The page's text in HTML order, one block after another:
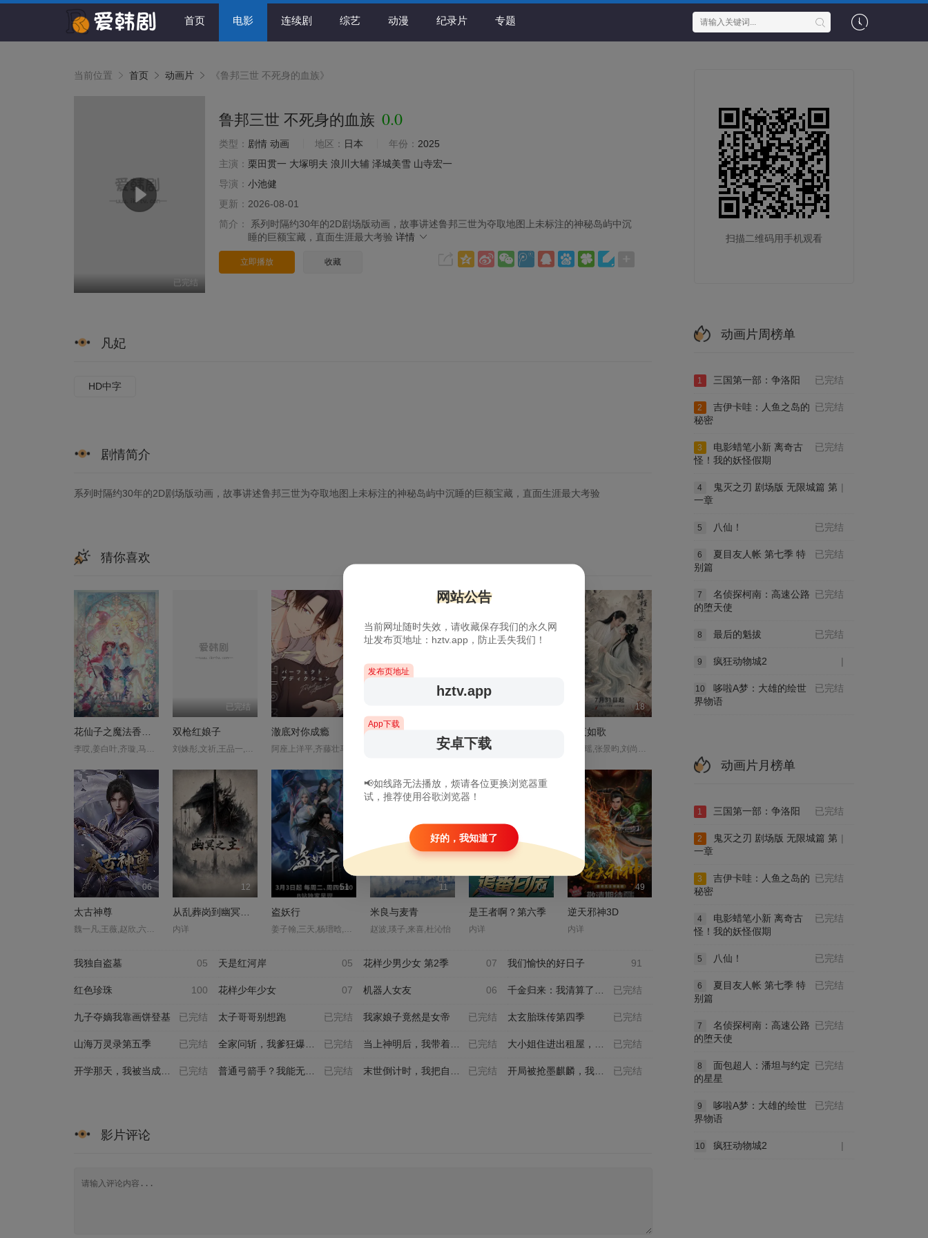
首页 电影 连续剧 综艺 动漫 纪录片 专题
当前位置 首页 动画片 《鲁邦三世 不死身的血族》
已完结
鲁邦三世 不死身的血族 0.0
类型： 剧情 动画 地区： 日本 年份： 2025
主演： 栗田贯一 大塚明夫 浪川大辅 泽城美雪 山寺宏一
导演： 小池健
更新： 2026-08-01
简介：
系列时隔约30年的2D剧场版动画，故事讲述鲁邦三世为夺取地图上未标注的神秘岛屿中沉
睡的巨额宝藏，直面生涯最大考验 详情
立即播放 收藏
凡妃
HD中字
剧情简介
系列时隔约30年的2D剧场版动画，故事讲述鲁邦三世为夺取地图上未标注的神秘岛屿中沉睡的巨额宝藏，直面生涯最大考验
猜你喜欢
20
花仙子之魔法香对论
李哎,姜白叶,齐璇,马斑马,江时暖,颜辉,叮当,司小幽,江月,萧秋子,黎筱濛,戈昕宇,黄玮,小连杀,任景行,刘渕,李沈倩,张啸雨,崔轶辰,王辅平,吴童,斯诺,王世旸
已完结
双枪红娘子
刘姝彤,文祈,王品一,谢宁,王岗岗,陈之辉,李为民,魏兆雄,王程,邱晨阳
第1
澈底对你成瘾
阿座上洋平,齐藤壮马
豆腐妈妈
谢琼煖,洪都拉斯,陈仙梅,蓝苇华,苏晏霈,曾智希,曾子益,陈志强,郭忠祐,李之勤,潘奕如,范瑞君,王耿豪,吴铃山,张倩,李运庆,罗子惟,宫美乐,王晴,于浩威,马国毕,张世贤,徐千京,黄子玲,黄靖雅,李佩怡,吴政澔,黄尚禾,吴皓升
18
长夜如歌
胡亦瑶,张景昀,刘尚麟,俐乐,汪子夕
06
太古神尊
12
内详
51
盗妖行
11
米良与麦青
赵波,瑛子,来喜,杜沁怡
04
是王者啊？第六季
内详
49
逆天邪神3D
内详
05
我独自盗墓 05
天是红河岸 07
花样少男少女 第2季 91
我们愉快的好日子
100
红色珍珠 07
花样少年少女 06
机器人女友 已完结
千金归来：我清算了枕边人
已完结
九子夺嫡我靠画饼登基 已完结
太子哥哥别想跑 已完结
我家娘子竟然是女帝 已完结
太玄胎珠传第四季
已完结
山海万灵录第五季 已完结
全家问斩，我爹狂爆家丑卡 已完结
当上神明后，我带着信徒干 已完结
大小姐住进出租屋，高冷保
已完结
开学那天，我被当成传说 已完结
普通弓箭手？我能无限叠加 已完结
末世倒计时，我把自己上交 已完结
开局被抢墨麒麟，我反手孵
影片评论
扫描二维码用手机观看
动画片周榜单
已完结
1 三国第一部：争洛阳
已完结
2
吉伊卡哇：人鱼之岛的
秘密
已完结
3
电影蜡笔小新 离奇古
怪！我的妖怪假期
|
4
鬼灭之刃 剧场版 无限城篇 第
一章
已完结
5 八仙！
已完结
6
夏目友人帐 第七季 特
别篇
已完结
7
名侦探柯南：高速公路
的堕天使
已完结
8 最后的魁拔
|
9 疯狂动物城2
已完结
10
哆啦A梦：大雄的绘世
界物语
动画片月榜单
已完结
1 三国第一部：争洛阳
|
2
鬼灭之刃 剧场版 无限城篇 第
一章
已完结
3
吉伊卡哇：人鱼之岛的
秘密
已完结
4
电影蜡笔小新 离奇古
怪！我的妖怪假期
已完结
5 八仙！
已完结
6
夏目友人帐 第七季 特
别篇
已完结
7
名侦探柯南：高速公路
的堕天使
已完结
8
面包超人：潘坦与约定
的星星
已完结
9
哆啦A梦：大雄的绘世
界物语
|
10 疯狂动物城2
网站公告
当前网址随时失效，请收藏保存我们的永久网
址发布页地址：hztv.app，防止丢失我们！
发布页地址
hztv.app
App下载
安卓下载
📢如线路无法播放，烦请各位更换浏览器重
试，推荐使用谷歌浏览器！
好的，我知道了